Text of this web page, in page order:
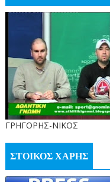
ΓΡΗΓΟΡΗΣ-ΝΙΚΟΣ
ΣΤΟΙΚΟΣ ΧΑΡΗΣ